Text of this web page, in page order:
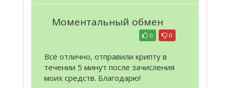
Моментальный обмен
0
0
Всё отлично, отправили крипту в
течении 5 минут после зачисления
моих средств. Благодарю!